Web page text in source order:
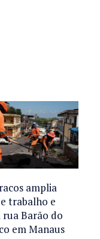
amplia
trabalho e
Barão do
em Manaus